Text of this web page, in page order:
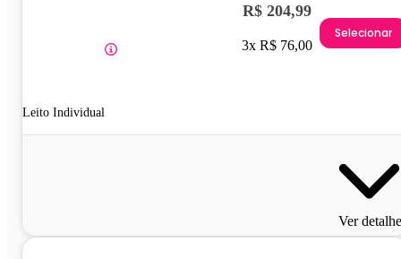
Leito Individual
R$ 204,99
3x R$ 76,00
Selecionar
Ver